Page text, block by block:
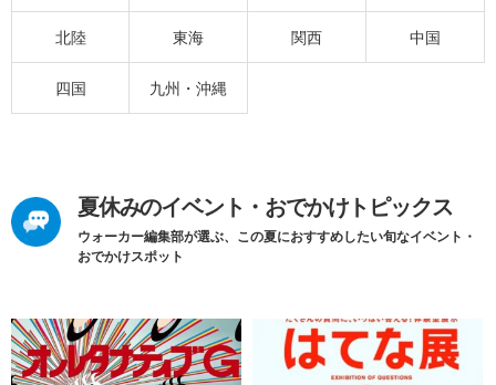
北陸 東海 関西 中国
四国 九州・沖縄
夏休みのイベント・おでかけトピックス
ウォーカー編集部が選ぶ、この夏におすすめしたい旬なイベント・
おでかけスポット